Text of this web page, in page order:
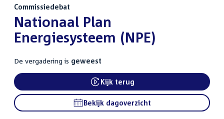
Commissiedebat
:Nationaal Plan
Energiesysteem (NPE)
De vergadering is geweest
External link:
Kijk terug
Bekijk dagoverzicht